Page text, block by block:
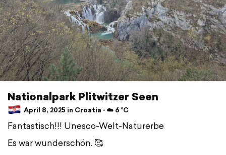
Nationalpark Plitwitzer Seen
April 8, 2025 in Croatia ⋅ ☁️ 6 °C
Fantastisch!!! Unesco-Welt-Naturerbe
Es war wunderschön. 🥰